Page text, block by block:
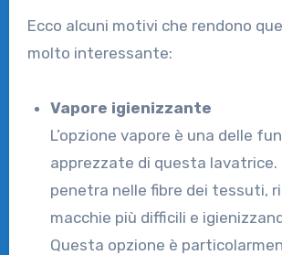
Ecco alcuni motivi che rendono
molto interessante:
Vapore igienizzante
L’opzione vapore è una delle
apprezzate di questa lavatrice.
penetra nelle fibre dei tessuti,
macchie più difficili e
Questa opzione è